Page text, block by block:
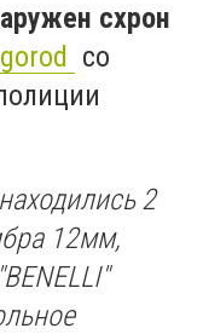
схрон
со
2
12мм,